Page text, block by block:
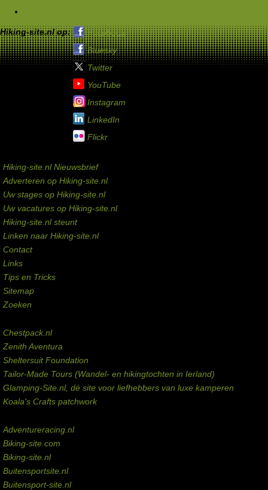
Hiking-site.nl op:
Facebook
Bluesky
Twitter
YouTube
Instagram
LinkedIn
Flickr
Hiking-site.nl Nieuwsbrief
Adverteren op Hiking-site.nl
Uw stages op Hiking-site.nl
Uw vacatures op Hiking-site.nl
Hiking-site.nl steunt
Linken naar Hiking-site.nl
Contact
Links
Tips en Tricks
Sitemap
Zoeken
Chestpack.nl
Zenith Aventura
Sheltersuit Foundation
Tailor-Made Tours (Wandel- en hikingtochten in Ierland)
Glamping-Site.nl, dé site voor liefhebbers van luxe kamperen
Koala's Crafts patchwork
Adventureracing.nl
Biking-site.com
Biking-site.nl
Buitensportsite.nl
Buitensport-site.nl